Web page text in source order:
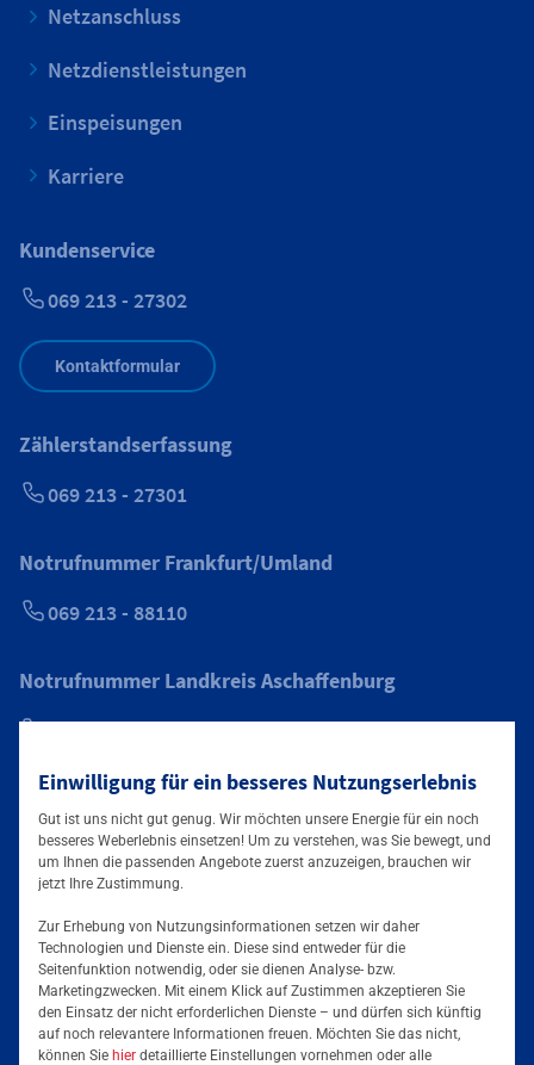
Einwilligung für ein besseres Nutzungserlebnis
Gut ist uns nicht gut genug. Wir möchten unsere Energie für ein noch
besseres Weberlebnis einsetzen! Um zu verstehen, was Sie bewegt, und
um Ihnen die passenden Angebote zuerst anzuzeigen, brauchen wir
jetzt Ihre Zustimmung.
Zur Erhebung von Nutzungsinformationen setzen wir daher
Technologien und Dienste ein. Diese sind entweder für die
Seitenfunktion notwendig, oder sie dienen Analyse- bzw.
Marketingzwecken. Mit einem Klick auf Zustimmen akzeptieren Sie
den Einsatz der nicht erforderlichen Dienste – und dürfen sich künftig
auf noch relevantere Informationen freuen. Möchten Sie das nicht,
können Sie hier detaillierte Einstellungen vornehmen oder alle
Netzanschluss
Netzdienstleistungen
Einspeisungen
Karriere
Kundenservice
069 213 - 27302
Kontaktformular
Zählerstandserfassung
069 213 - 27301
Notrufnummer Frankfurt/Umland
069 213 - 88110
Notrufnummer Landkreis Aschaffenburg
0800 6246773
Folgen Sie uns auf